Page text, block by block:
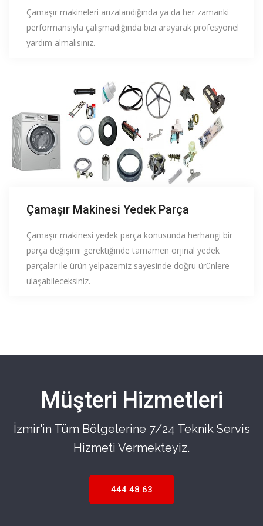
Çamaşır makineleri arızalandığında ya da her zamanki
performansıyla çalışmadığında bizi arayarak profesyonel
yardım almalısınız.
Çamaşır Makinesi Yedek Parça
Çamaşır makinesi yedek parça konusunda herhangi bir
parça değişimi gerektiğinde tamamen orjinal yedek
parçalar ile ürün yelpazemiz sayesinde doğru ürünlere
ulaşabileceksiniz.
Müşteri Hizmetleri
İzmir'in Tüm Bölgelerine 7/24 Teknik Servis
Hizmeti Vermekteyiz.
444 48 63